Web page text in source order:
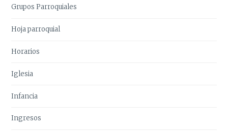
Grupos Parroquiales
Hoja parroquial
Horarios
Iglesia
Infancia
Ingresos